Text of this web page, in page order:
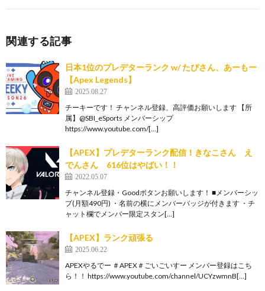
関連する記事
日本1位のプレデターランク w/ たぴさん、あーもー
【Apex Legends】
2025.08.27
チーキーです！ チャンネル登録、高評価お願いします 【所
属】@SBI_eSports メンバーシップ
https://www.youtube.com/[…]
【APEX】プレデターランク配信！きなこさん え
でんさん 616位はやばい！！
2022.05.07
チャンネル登録・Goodボタンお願いします！ ■メンバーシッ
プ(月額490円) ・名前の横にメンバーバッジが付きます ・チ
ャット欄でメンバー限定スタン[…]
【APEX】ランク頑張る
2025.06.22
APEXやるでー ＃APEX＃ごいごいすー メンバー登録はこち
ら！！ https://www.youtube.com/channel/UCYzwmnB[…]